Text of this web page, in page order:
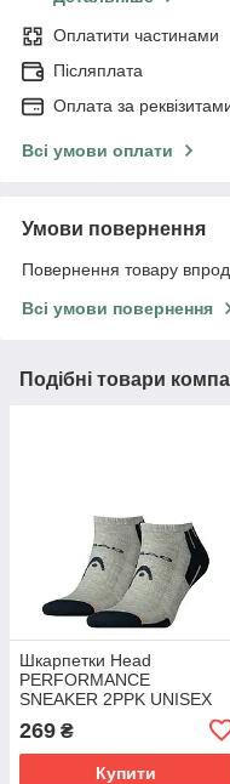
Оплатити частинами
Післяплата
Оплата за
Всі умови оплати
Умови повернення
Повернення товару
Всі умови повернення
Подібні товари
Шкарпетки Head
PERFORMANCE
SNEAKER 2PPK UNISEX
269 ₴
Купити